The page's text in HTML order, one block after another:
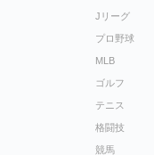
Jリーグ
プロ野球
MLB
ゴルフ
テニス
格闘技
競馬